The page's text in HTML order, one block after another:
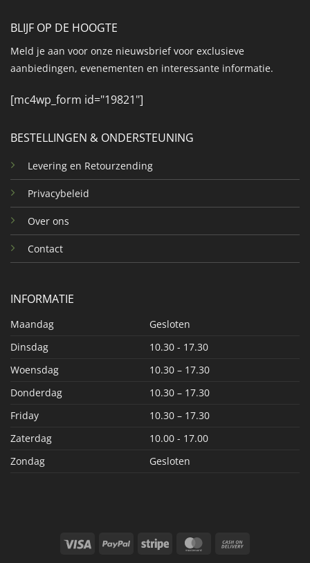
BESTELLINGEN & ONDERSTEUNING
Levering en Retourzending
Privacybeleid
Over ons
Contact
INFORMATIE
Maandag
Gesloten
Dinsdag
10.30 - 17.30
Woensdag
10.30 – 17.30
Donderdag
10.30 – 17.30
Friday
10.30 – 17.30
Zaterdag
10.00 - 17.00
Zondag
Gesloten
BLIJF OP DE HOOGTE
Meld je aan voor onze nieuwsbrief voor exclusieve
aanbiedingen, evenementen en interessante informatie.
[mc4wp_form id="19821"]
Visa PayPal Stripe MasterCard